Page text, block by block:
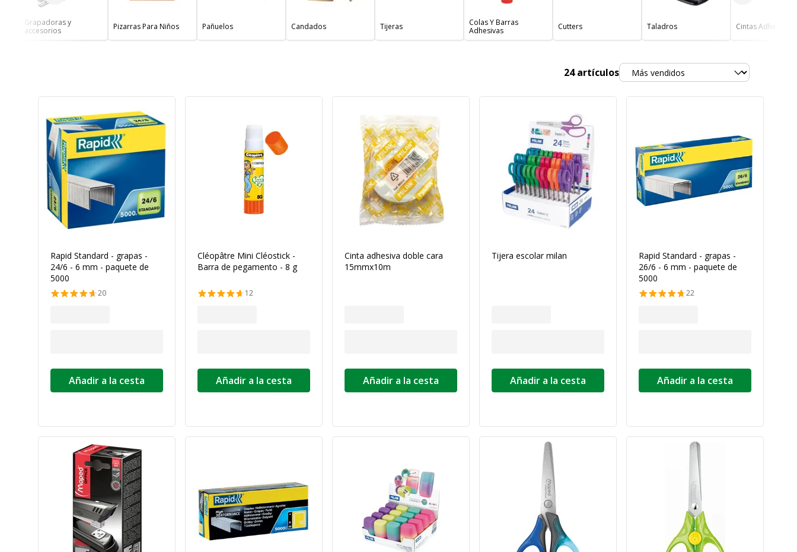
Grapadoras y
accesorios
Pizarras Para Niños Pañuelos Candados Tijeras
Colas Y Barras
Adhesivas
Cutters Taladros Cintas Adhesivas
24 artículosOrdenar
Rapid Standard - grapas -
24/6 - 6 mm - paquete de
5000
20
Añadir a la cesta
Cléopâtre Mini Cléostick -
Barra de pegamento - 8 g
12
Añadir a la cesta
Cinta adhesiva doble cara
15mmx10m
Añadir a la cesta
Tijera escolar milan
Añadir a la cesta
Rapid Standard - grapas -
26/6 - 6 mm - paquete de
5000
22
Añadir a la cesta